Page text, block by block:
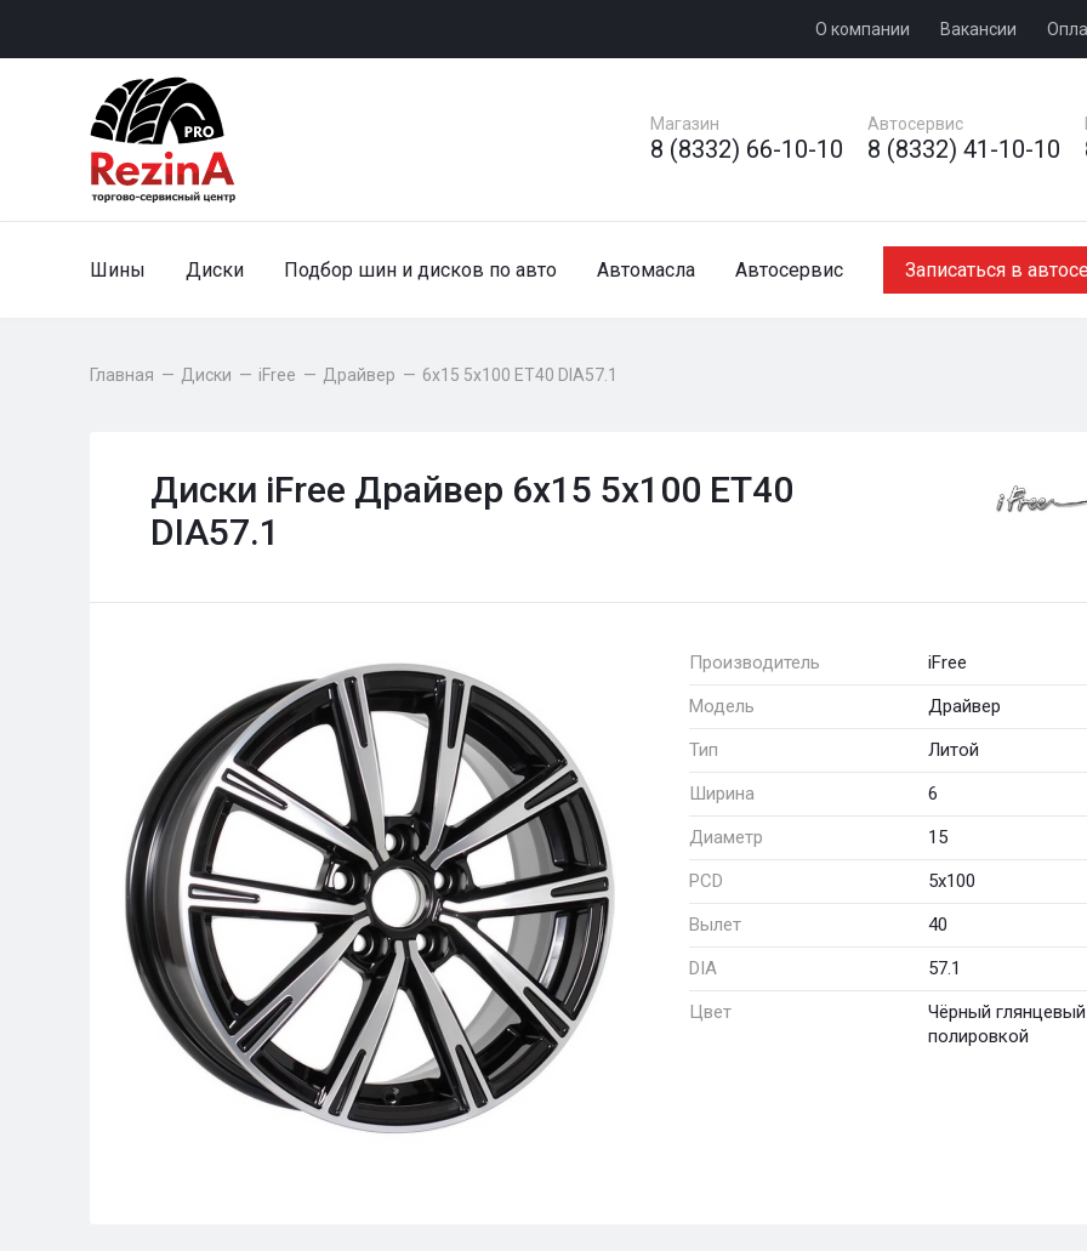
О компании Вакансии
Магазин
8 (8332) 66-10-10
Автосервис
8 (8332) 41-10-10
Шины Диски Подбор шин и дисков по авто Автомасла Автосервис Записаться в
Главная — Диски — iFree — Драйвер — 6x15 5x100 ET40 DIA57.1
Диски iFree Драйвер 6x15 5x100 ET40
DIA57.1
Производитель
iFree
Модель
Драйвер
Тип
Литой
Ширина
6
Диаметр
15
PCD
5x100
Вылет
40
DIA
57.1
Цвет
Чёрный
полировкой